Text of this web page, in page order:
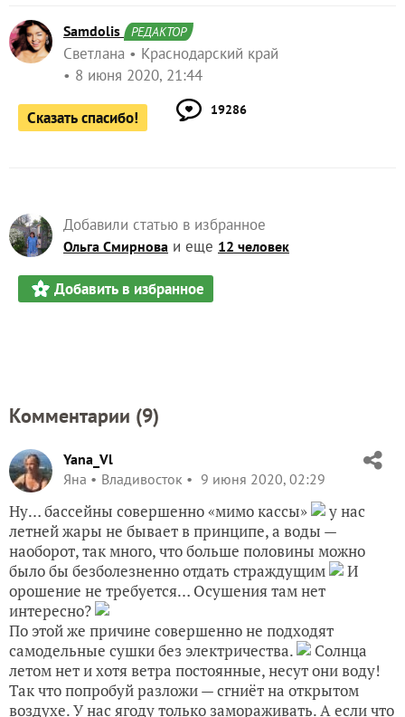
Samdolis РЕДАКТОР
Светлана
Краснодарский край
8 июня 2020, 21:44
Сказать спасибо! 19286
Добавили статью в избранное
Ольга Смирнова и еще 12 человек
Добавить в избранное
Комментарии (9)
Yana_Vl
Яна
Владивосток 9 июня 2020, 02:29
Ну… бассейны совершенно «мимо кассы»
у нас
летней жары не бывает в принципе, а воды —
наоборот, так много, что больше половины можно
было бы безболезненно отдать страждущим
И
орошение не требуется… Осушения там нет
интересно?
По этой же причине совершенно не подходят
самодельные сушки без электричества.
Солнца
летом нет и хотя ветра постоянные, несут они воду!
Так что попробуй разложи — сгниёт на открытом
воздухе. У нас ягоду только замораживать. А если что